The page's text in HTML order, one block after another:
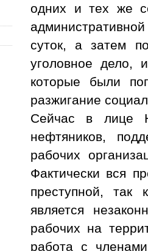
одних и тех же
суток, а затем
уголовное дело,
которые были
разжигание
Сейчас в лице
нефтяников,
рабочих
Фактически вся
преступной, так
является
рабочих на
работа с